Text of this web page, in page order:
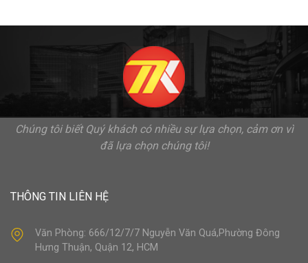
Chúng tôi biết Quý khách có nhiều sự lựa chọn, cảm ơn vì
đã lựa chọn chúng tôi!
THÔNG TIN LIÊN HỆ
Văn Phòng: 666/12/7/7 Nguyễn Văn Quá,Phường Đông
Hưng Thuận, Quận 12, HCM